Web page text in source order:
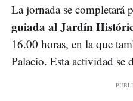
La jornada se completará
guiada al Jardín
16.00 horas, en la que
Palacio. Esta actividad se